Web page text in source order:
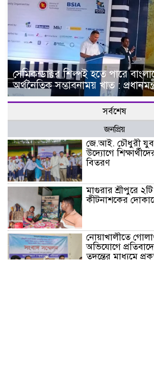
সেমিকন্ডাক্টর শিল্পই হতে পারে
অর্থনৈতিক সম্ভাবনাময় খাত :
সর্বশেষ
জনপ্রিয়
জে.আই. চৌধুরী যুব
উদ্যোগে
বিতরণ
মাগুরার শ্রীপুরে
কীটনাশকের
নোয়াখালীতে
অভিযোগে
তদন্তের মাধ্যমে